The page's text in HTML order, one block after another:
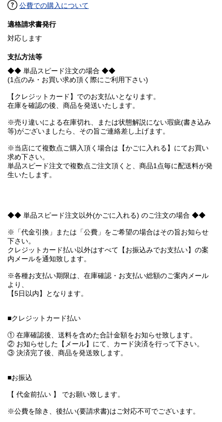
公費での購入について
適格請求書発行
対応します
支払方法等
◆◆ 単品スピード注文の場合 ◆◆
(1点のみ・お買い求め頂く際にご利用下さい)
【クレジットカード】でのお支払いとなります。
在庫を確認の後、商品を発送いたします。
※売り違いによる在庫切れ、または状態解説にない瑕疵(書き込み
等)がございましたら、その旨ご連絡差し上げます。
※当店にて複数点ご購入頂く場合は【かごに入れる】にてお買い
求め下さい。
単品スピード注文で複数点ご注文頂くと、商品1点毎に配送料が発
生いたします。
◆◆ 単品スピード注文以外(かごに入れる) のご注文の場合 ◆◆
※「代金引換」または「公費」をご希望の場合はその旨お知らせ
下さい。
クレジットカード払い以外はすべて【お振込みでお支払い】の案
内メールを通知致します。
※各種お支払い期限は、在庫確認・お支払い総額のご案内メール
より、
【5日以内】となります。
■クレジットカード払い
① 在庫確認後、送料を含めた合計金額をお知らせ致します。
② お知らせした【メール】にて、カード決済を行って下さい。
③ 決済完了後、商品を発送致します。
■お振込
【 代金前払い 】 でお願い致します。
※公費を除き、後払い(要請求書)はご対応不可でございます。